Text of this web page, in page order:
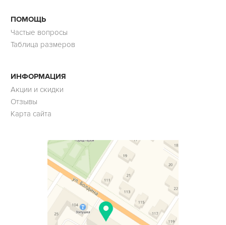
ПОМОЩЬ
Частые вопросы
Таблица размеров
ИНФОРМАЦИЯ
Акции и скидки
Отзывы
Карта сайта